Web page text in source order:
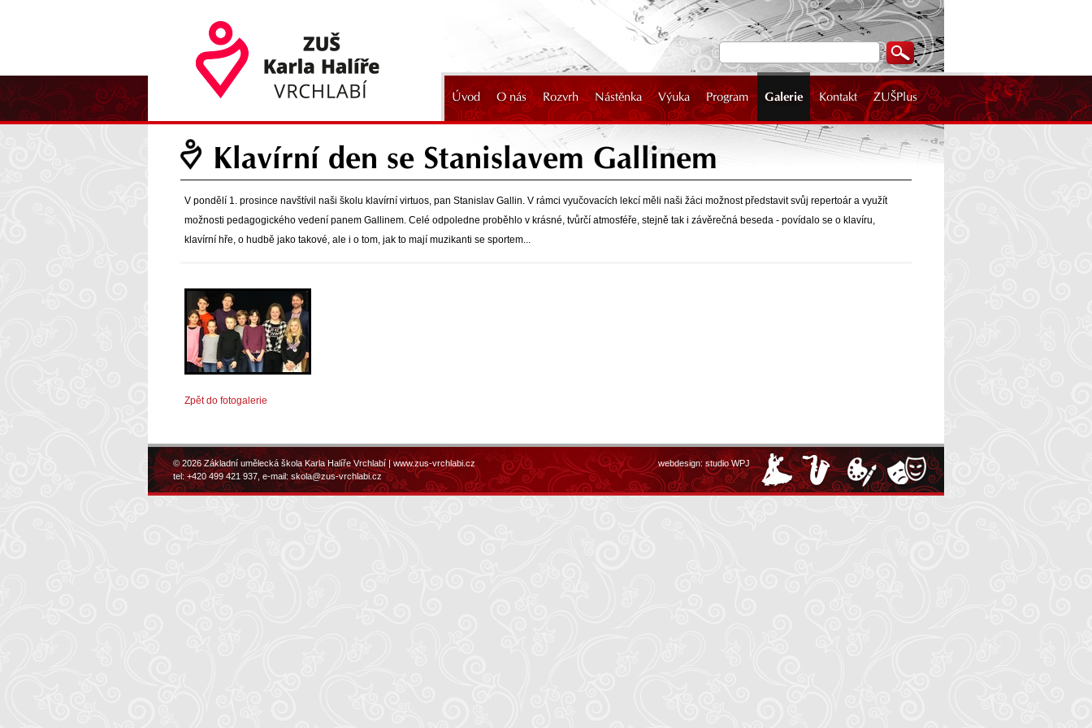
Úvod O nás Rozvrh Nástěnka Výuka Program Galerie Kontakt ZUŠPlus
Klavírní den se Stanislavem Gallinem
V pondělí 1. prosince navštívil naši školu klavírní virtuos, pan Stanislav Gallin. V rámci vyučovacích lekcí měli naši žáci možnost představit svůj repertoár a využít
možnosti pedagogického vedení panem Gallinem. Celé odpoledne proběhlo v krásné, tvůrčí atmosféře, stejně tak i závěrečná beseda - povídalo se o klavíru,
klavírní hře, o hudbě jako takové, ale i o tom, jak to mají muzikanti se sportem...
Zpět do fotogalerie
webdesign:studio WPJ
© 2026 Základní umělecká škola Karla Halíře Vrchlabí |www.zus-vrchlabi.cz
tel: +420 499 421 937, e-mail:skola@zus-vrchlabi.cz